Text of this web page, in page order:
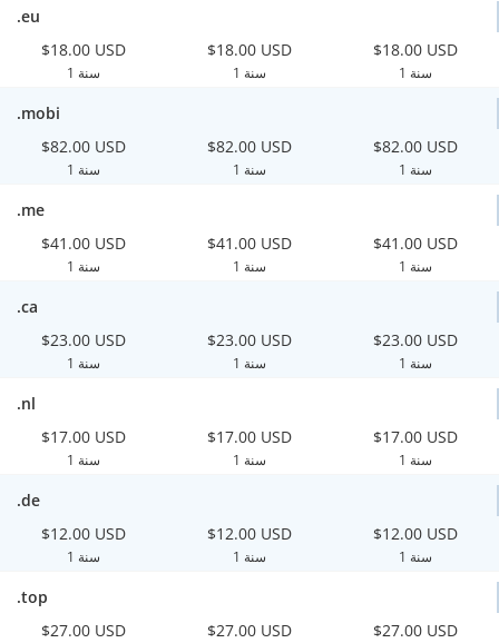
.eu
$18.00 USD
1 سنة
$18.00 USD
1 سنة
$18.00 USD
1 سنة
.mobi
$82.00 USD
1 سنة
$82.00 USD
1 سنة
$82.00 USD
1 سنة
.me
$41.00 USD
1 سنة
$41.00 USD
1 سنة
$41.00 USD
1 سنة
.ca
$23.00 USD
1 سنة
$23.00 USD
1 سنة
$23.00 USD
1 سنة
.nl
$17.00 USD
1 سنة
$17.00 USD
1 سنة
$17.00 USD
1 سنة
.de
$12.00 USD
1 سنة
$12.00 USD
1 سنة
$12.00 USD
1 سنة
.top
$27.00 USD
$27.00 USD $27.00 USD